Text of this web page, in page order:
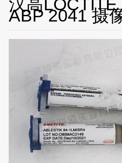
汉高
ABP 2041 摄